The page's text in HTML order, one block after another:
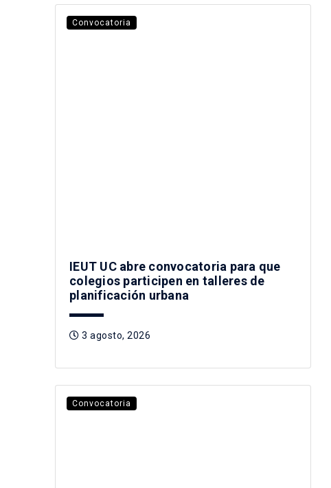
Convocatoria
IEUT UC abre convocatoria para que
colegios participen en talleres de
planificación urbana
3 agosto, 2026
Convocatoria